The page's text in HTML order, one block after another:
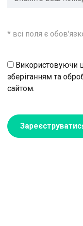
* всі поля є
Використовуючи
зберіганням та
сайтом.